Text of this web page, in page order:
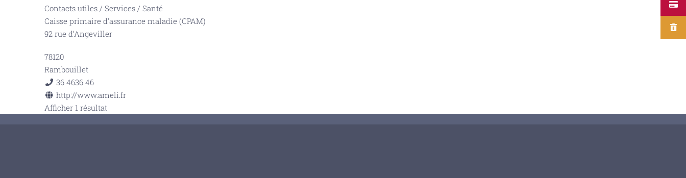
Contacts utiles / Services / Santé
Caisse primaire d'assurance maladie (CPAM)
92 rue d’Angeviller
78120
Rambouillet
36 4636 46
http://www.ameli.fr
Afficher 1 résultat